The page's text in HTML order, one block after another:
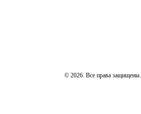
© 2026. Все права защищены.